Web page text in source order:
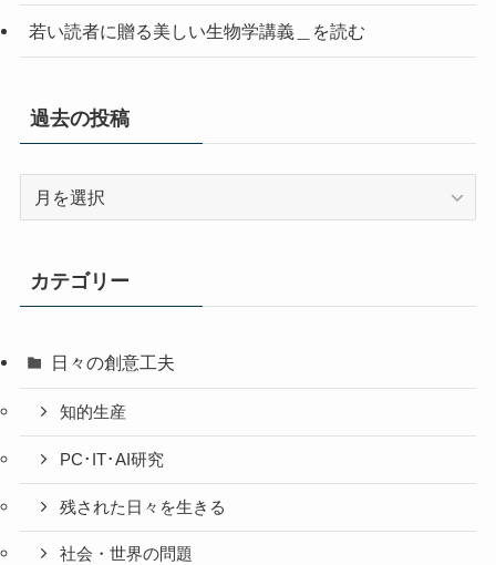
若い読者に贈る美しい生物学講義＿を読む
過去の投稿
稿
カテゴリー
日々の創意工夫
知的生産
PC･IT･AI研究
残された日々を生きる
社会・世界の問題